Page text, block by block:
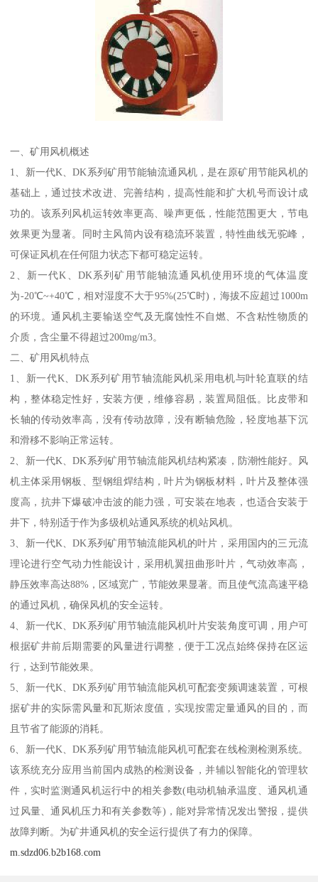
一、矿用风机概述
1、新一代K、DK系列矿用节能轴流通风机，是在原矿用节能风机的
基础上，通过技术改进、完善结构，提高性能和扩大机号而设计成
功的。该系列风机运转效率更高、噪声更低，性能范围更大，节电
效果更为显著。同时主风筒内设有稳流环装置，特性曲线无驼峰，
可保证风机在任何阻力状态下都可稳定运转。
2、新一代K、DK系列矿用节能轴流通风机使用环境的气体温度
为-20℃~+40℃，相对湿度不大于95%(25℃时)，海拔不应超过1000m
的环境。通风机主要输送空气及无腐蚀性不自燃、不含粘性物质的
介质，含尘量不得超过200mg/m3。
二、矿用风机特点
1、新一代K、DK系列矿用节轴流能风机采用电机与叶轮直联的结
构，整体稳定性好，安装方便，维修容易，装置局阻低。比皮带和
长轴的传动效率高，没有传动故障，没有断轴危险，轻度地基下沉
和滑移不影响正常运转。
2、新一代K、DK系列矿用节轴流能风机结构紧凑，防潮性能好。风
机主体采用钢板、型钢组焊结构，叶片为钢板材料，叶片及整体强
度高，抗井下爆破冲击波的能力强，可安装在地表，也适合安装于
井下，特别适于作为多级机站通风系统的机站风机。
3、新一代K、DK系列矿用节轴流能风机的叶片，采用国内的三元流
理论进行空气动力性能设计，采用机翼扭曲形叶片，气动效率高，
静压效率高达88%，区域宽广，节能效果显著。而且使气流高速平稳
的通过风机，确保风机的安全运转。
4、新一代K、DK系列矿用节轴流能风机叶片安装角度可调，用户可
根据矿井前后期需要的风量进行调整，便于工况点始终保持在区运
行，达到节能效果。
5、新一代K、DK系列矿用节轴流能风机可配套变频调速装置，可根
据矿井的实际需风量和瓦斯浓度值，实现按需定量通风的目的，而
且节省了能源的消耗。
6、新一代K、DK系列矿用节轴流能风机可配套在线检测检测系统。
该系统充分应用当前国内成熟的检测设备，并辅以智能化的管理软
件，实时监测通风机运行中的相关参数(电动机轴承温度、通风机通
过风量、通风机压力和有关参数等)，能对异常情况发出警报，提供
故障判断。为矿井通风机的安全运行提供了有力的保障。
m.sdzd06.b2b168.com